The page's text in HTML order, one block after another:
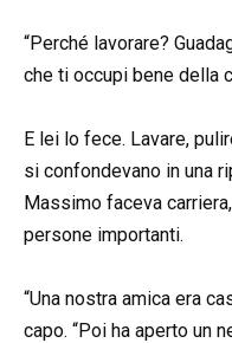
“Perché lavorare?
che ti occupi bene della
E lei lo fece. Lavare,
si confondevano in una
Massimo faceva
persone importanti.
“Una nostra amica era
capo. “Poi ha aperto un